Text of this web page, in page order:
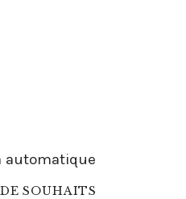
automatique
SOUHAITS